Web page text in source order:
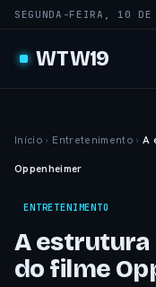
SEGUNDA-FEIRA, 10 DE
WTW19
Início › Entretenimento › A
Oppenheimer
ENTRETENIMENTO
A estrutura
do filme